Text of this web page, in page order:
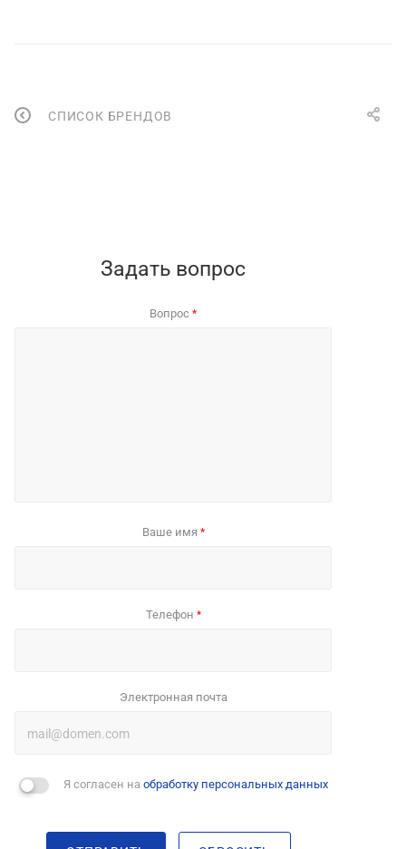
СПИСОК БРЕНДОВ
Задать вопрос
Вопрос *
Ваше имя *
Телефон *
Электронная почта
Я согласен на обработку персональных данных